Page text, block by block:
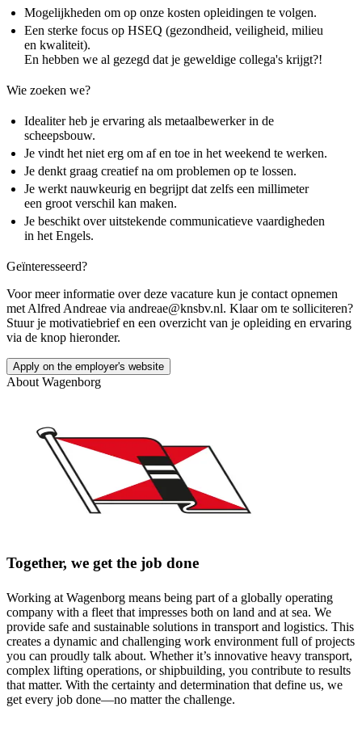
Mogelijkheden om op onze kosten opleidingen te volgen.
Een sterke focus op HSEQ (gezondheid, veiligheid, milieu
en kwaliteit).
En hebben we al gezegd dat je geweldige collega's krijgt?!
Wie zoeken we?
Idealiter heb je ervaring als metaalbewerker in de
scheepsbouw.
Je vindt het niet erg om af en toe in het weekend te werken.
Je denkt graag creatief na om problemen op te lossen.
Je werkt nauwkeurig en begrijpt dat zelfs een millimeter
een groot verschil kan maken.
Je beschikt over uitstekende communicatieve vaardigheden
in het Engels.
Geïnteresseerd?
Voor meer informatie over deze vacature kun je contact opnemen
met Alfred Andreae via andreae@knsbv.nl. Klaar om te solliciteren?
Stuur je motivatiebrief en een overzicht van je opleiding en ervaring
via de knop hieronder.
Apply on the employer's website
About Wagenborg
Together, we get the job done
Working at Wagenborg means being part of a globally operating
company with a fleet that impresses both on land and at sea. We
provide safe and sustainable solutions in transport and logistics. This
creates a dynamic and challenging work environment full of projects
you can proudly talk about. Whether it’s innovative heavy transport,
complex lifting operations, or shipbuilding, you contribute to results
that matter. With the certainty and determination that define us, we
get every job done—no matter the challenge.